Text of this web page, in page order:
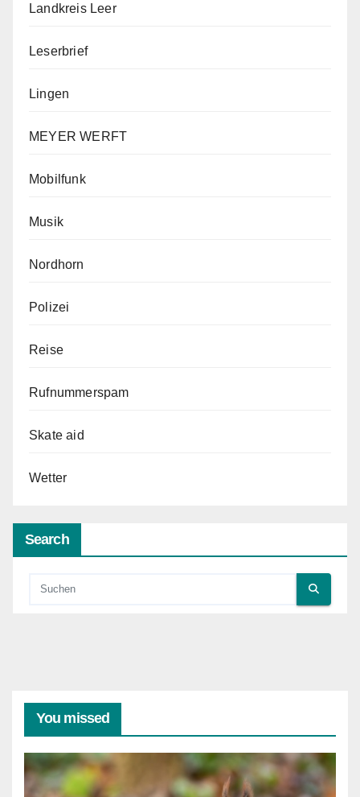
Landkreis Leer
Leserbrief
Lingen
MEYER WERFT
Mobilfunk
Musik
Nordhorn
Polizei
Reise
Rufnummerspam
Skate aid
Wetter
Search
You missed